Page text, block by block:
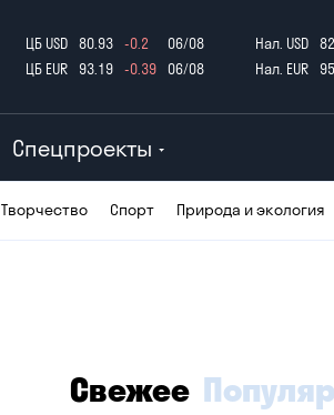
ЦБ USD 80.93 -0.2
06/08
ЦБ EUR
93.19 -0.39 06/08
Нал. USD
Нал. EUR
Спецпроекты
Творчество Спорт Природа и экология
Свежее